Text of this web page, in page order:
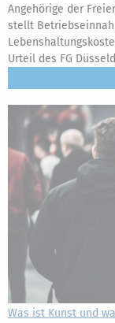
Angehörige der
stellt
Urteil des FG
Was ist Kunst und